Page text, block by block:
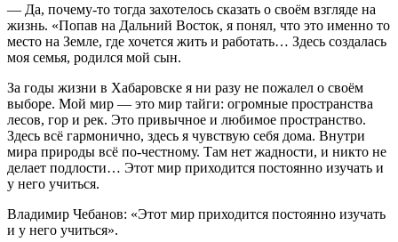
— Да, почему‑то тогда захотелось сказать о своём взгляде на
жизнь. «Попав на Дальний Восток, я понял, что это именно то
место на Земле, где хочется жить и работать… Здесь создалась
моя семья, родился мой сын.
За годы жизни в Хабаровске я ни разу не пожалел о своём
выборе. Мой мир — это мир тайги: огромные пространства
лесов, гор и рек. Это привычное и любимое пространство.
Здесь всё гармонично, здесь я чувствую себя дома. Внутри
мира природы всё по‑честному. Там нет жадности, и никто не
делает подлости… Этот мир приходится постоянно изучать и
у него учиться.
Владимир Чебанов: «Этот мир приходится постоянно изучать
и у него учиться».